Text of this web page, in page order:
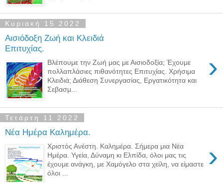
Κυριακή 15 2022
Αισιόδοξη Ζωή και Κλειδιά
Επιτυχίας.
›
Βλέπουμε την Ζωή μας με Αισιοδοξία; Έχουμε
πολλαπλάσιες πιθανότητες Επιτυχίας. Χρήσιμα
Κλειδιά; Διάθεση Συνεργασίας, Εργατικότητα και
Σεβασμ...
Τετάρτη 11 2022
Νέα Ημέρα Καλημέρα.
›
Χριστός Ανέστη. Καλημέρα. Σήμερα μια Νέα
Ημέρα. Υγεία, Δύναμη κι Ελπίδα, όλοι μας τις
έχουμε ανάγκη, με Χαμόγελο στα χείλη, να είμαστε
όλοι ...